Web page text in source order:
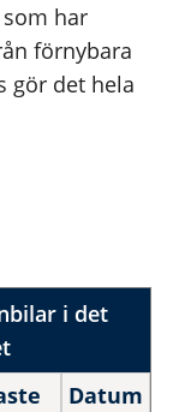
har
förnybara
gör det hela
i det
Datum